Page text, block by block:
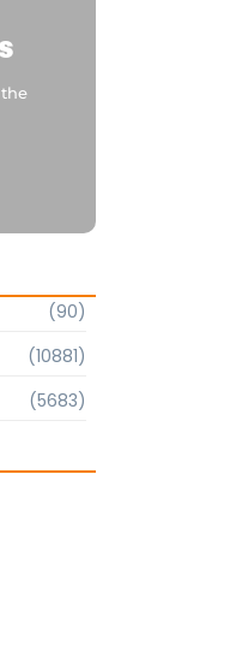
(90)
(10881)
(5683)